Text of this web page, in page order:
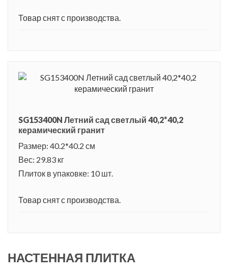
Товар снят с производства.
SG153400N Летний сад светлый 40,2*40,2
керамический гранит
Размер: 40.2*40.2 см
Вес: 29.83 кг
Плиток в упаковке: 10 шт.
Товар снят с производства.
НАСТЕННАЯ ПЛИТКА